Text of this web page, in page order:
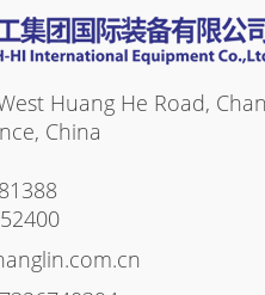
Huang He Road,
China